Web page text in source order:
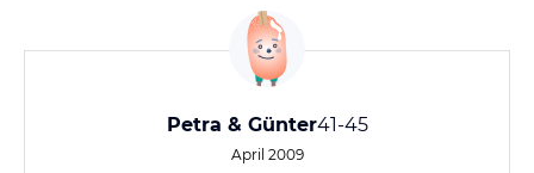
Petra & Günter41-45
April 2009